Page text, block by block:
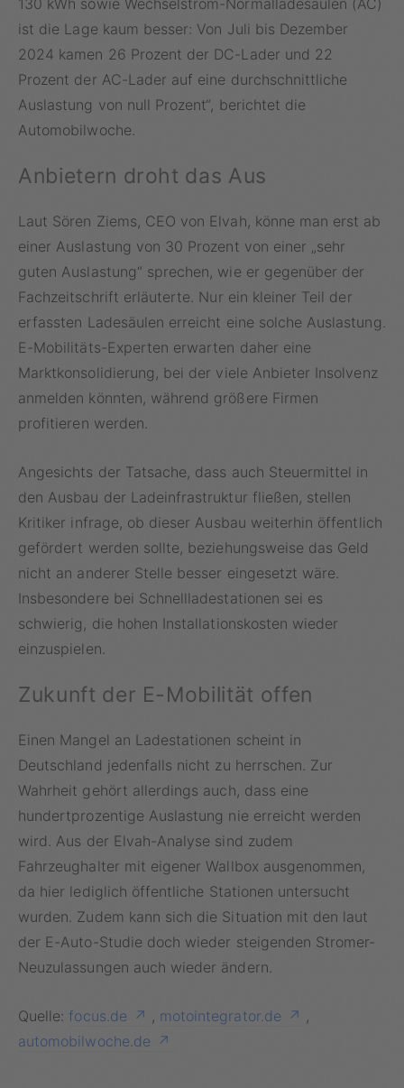
ist die Lage kaum besser: Von Juli bis Dezember
2024 kamen 26 Prozent der DC-Lader und 22
Prozent der AC-Lader auf eine durchschnittliche
Auslastung von null Prozent“, berichtet die
Automobilwoche.
Anbietern droht das Aus
Laut Sören Ziems, CEO von Elvah, könne man erst ab
einer Auslastung von 30 Prozent von einer „sehr
guten Auslastung“ sprechen, wie er gegenüber der
Fachzeitschrift erläuterte. Nur ein kleiner Teil der
erfassten Ladesäulen erreicht eine solche Auslastung.
E-Mobilitäts-Experten erwarten daher eine
Marktkonsolidierung, bei der viele Anbieter Insolvenz
anmelden könnten, während größere Firmen
profitieren werden.
Angesichts der Tatsache, dass auch Steuermittel in
den Ausbau der Ladeinfrastruktur fließen, stellen
Kritiker infrage, ob dieser Ausbau weiterhin öffentlich
gefördert werden sollte, beziehungsweise das Geld
nicht an anderer Stelle besser eingesetzt wäre.
Insbesondere bei Schnellladestationen sei es
schwierig, die hohen Installationskosten wieder
einzuspielen.
Zukunft der E-Mobilität offen
Einen Mangel an Ladestationen scheint in
Deutschland jedenfalls nicht zu herrschen. Zur
Wahrheit gehört allerdings auch, dass eine
hundertprozentige Auslastung nie erreicht werden
wird. Aus der Elvah-Analyse sind zudem
Fahrzeughalter mit eigener Wallbox ausgenommen,
da hier lediglich öffentliche Stationen untersucht
wurden. Zudem kann sich die Situation mit den laut
der E-Auto-Studie doch wieder steigenden Stromer-
Neuzulassungen auch wieder ändern.
Quelle: focus.de , motointegrator.de
,
automobilwoche.de